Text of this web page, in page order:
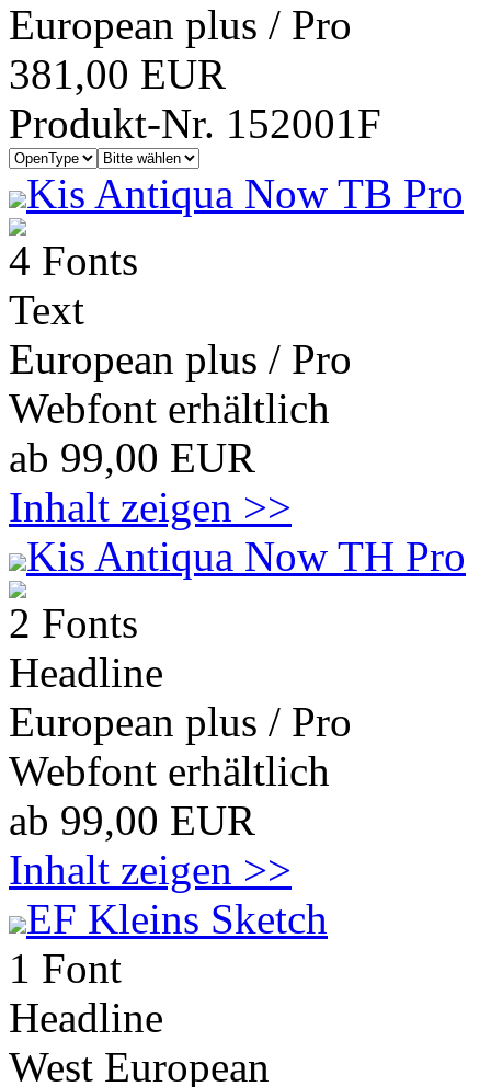
European plus / Pro
381,00 EUR
Produkt-Nr. 152001F
Kis Antiqua Now TB Pro
4 Fonts
Text
European plus / Pro
Webfont erhältlich
ab 99,00 EUR
Inhalt zeigen >>
Kis Antiqua Now TH Pro
2 Fonts
Headline
European plus / Pro
Webfont erhältlich
ab 99,00 EUR
Inhalt zeigen >>
EF Kleins Sketch
1 Font
Headline
West European